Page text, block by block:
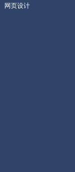
网页设计